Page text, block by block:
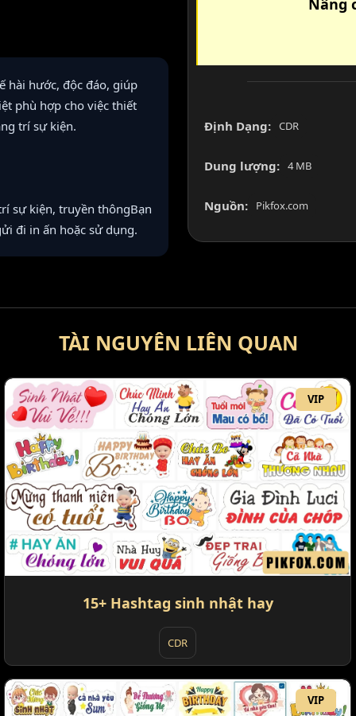
hài hước, độc đáo, giúp
phù hợp cho việc thiết
trí sự kiện.
sự kiện, truyền thôngBạn
đi in ấn hoặc sử dụng.
Nâng
Định Dạng: CDR
Dung lượng: 4 MB
Nguồn: Pikfox.com
TÀI NGUYÊN LIÊN QUAN
VIP
15+ Hashtag sinh nhật hay
CDR
VIP